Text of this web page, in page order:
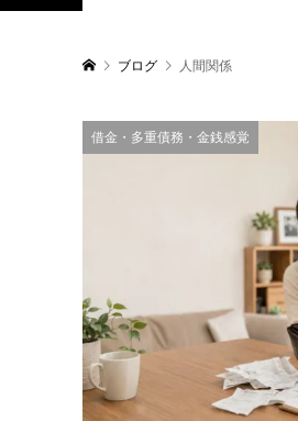
ブログ 人間関係
借金・多重債務・金銭感覚